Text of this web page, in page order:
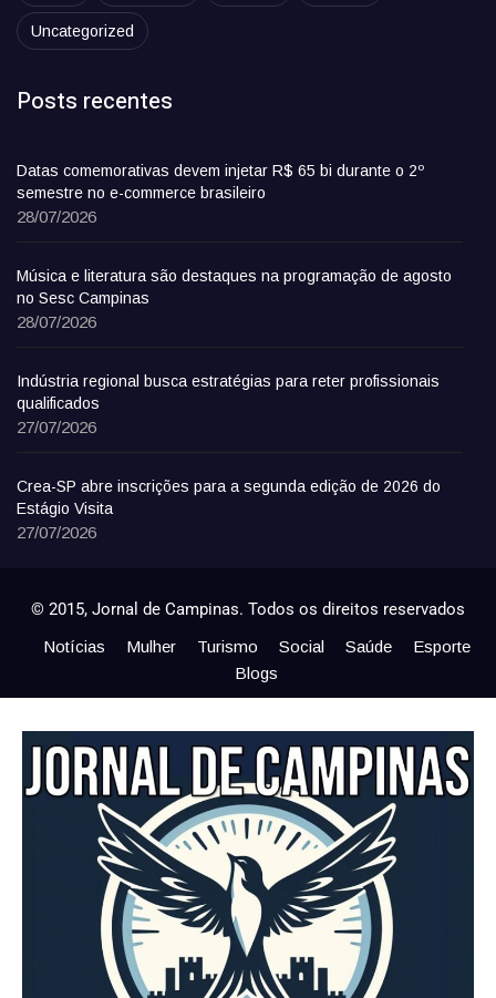
Uncategorized
Posts recentes
Datas comemorativas devem injetar R$ 65 bi durante o 2º
semestre no e-commerce brasileiro
28/07/2026
Música e literatura são destaques na programação de agosto
no Sesc Campinas
28/07/2026
Indústria regional busca estratégias para reter profissionais
qualificados
27/07/2026
Crea-SP abre inscrições para a segunda edição de 2026 do
Estágio Visita
27/07/2026
© 2015, Jornal de Campinas. Todos os direitos reservados
Notícias Mulher Turismo Social Saúde
Esporte
Blogs